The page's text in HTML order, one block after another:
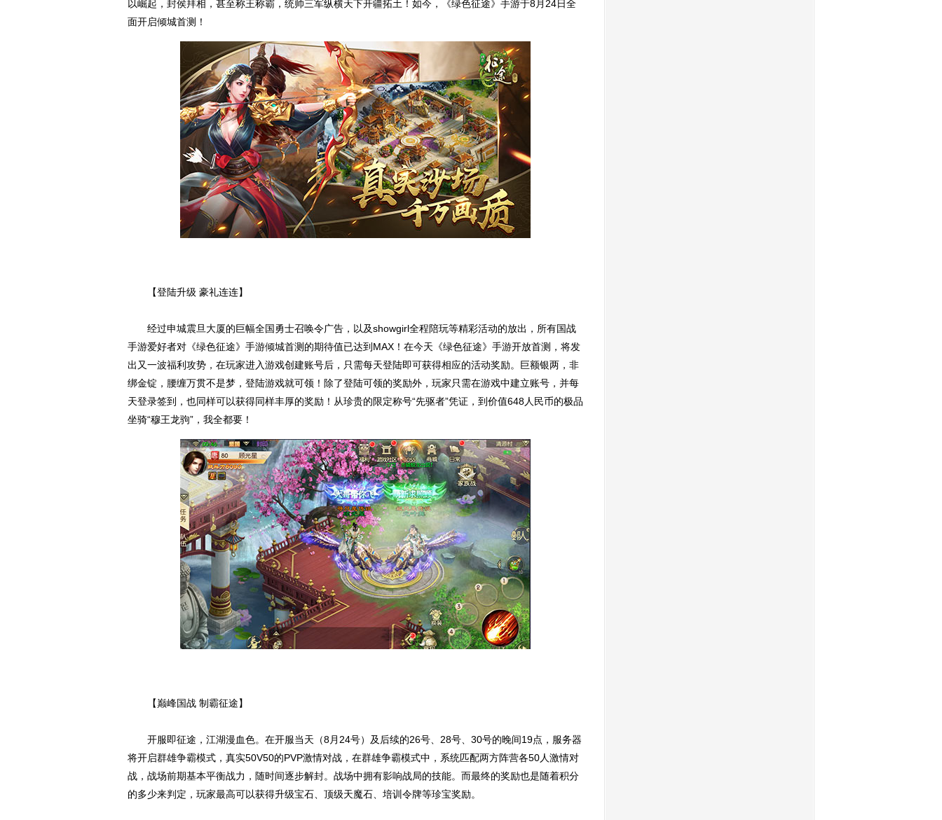
以崛起，封侯拜相，甚至称王称霸，统帅三军纵横天下开疆拓土！如今，《绿色征途》手游于8月24日全
面开启倾城首测！
【登陆升级 豪礼连连】
经过申城震旦大厦的巨幅全国勇士召唤令广告，以及showgirl全程陪玩等精彩活动的放出，所有国战
手游爱好者对《绿色征途》手游倾城首测的期待值已达到MAX！在今天《绿色征途》手游开放首测，将发
出又一波福利攻势，在玩家进入游戏创建账号后，只需每天登陆即可获得相应的活动奖励。巨额银两，非
绑金锭，腰缠万贯不是梦，登陆游戏就可领！除了登陆可领的奖励外，玩家只需在游戏中建立账号，并每
天登录签到，也同样可以获得同样丰厚的奖励！从珍贵的限定称号“先驱者”凭证，到价值648人民币的极品
坐骑“穆王龙驹”，我全都要！
【巅峰国战 制霸征途】
开服即征途，江湖漫血色。在开服当天（8月24号）及后续的26号、28号、30号的晚间19点，服务器
将开启群雄争霸模式，真实50V50的PVP激情对战，在群雄争霸模式中，系统匹配两方阵营各50人激情对
战，战场前期基本平衡战力，随时间逐步解封。战场中拥有影响战局的技能。而最终的奖励也是随着积分
的多少来判定，玩家最高可以获得升级宝石、顶级天魔石、培训令牌等珍宝奖励。